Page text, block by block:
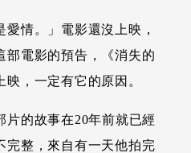
愛情。」電影還沒上映，
部電影的預告，《消失的
，一定有它的原因。
片的故事在20年前就已經
完整，來自有一天他拍完